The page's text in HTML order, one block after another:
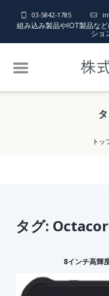
03-5842-1785
組み込み製品やIOT製品な
ショ
トッ
タグ:
8インチ高輝